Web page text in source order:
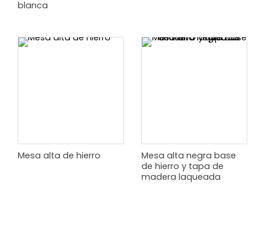
blanca
Mesa alta de hierro
Mesa alta negra base
de hierro y tapa de
madera laqueada